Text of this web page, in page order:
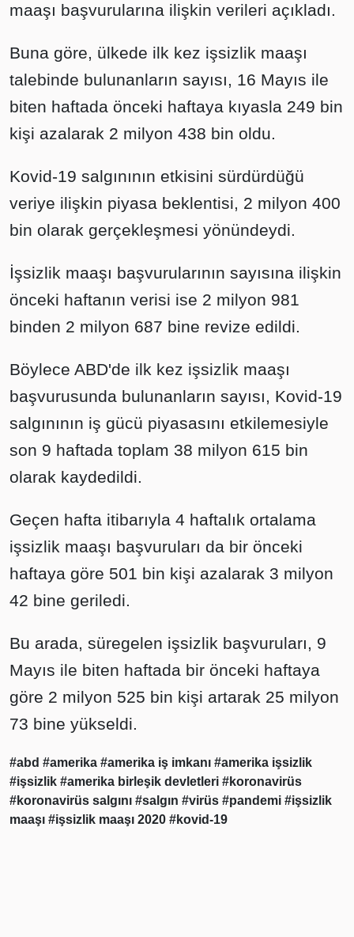
maaşı başvurularına ilişkin verileri açıkladı.
Buna göre, ülkede ilk kez işsizlik maaşı
talebinde bulunanların sayısı, 16 Mayıs ile
biten haftada önceki haftaya kıyasla 249 bin
kişi azalarak 2 milyon 438 bin oldu.
Kovid-19 salgınının etkisini sürdürdüğü
veriye ilişkin piyasa beklentisi, 2 milyon 400
bin olarak gerçekleşmesi yönündeydi.
İşsizlik maaşı başvurularının sayısına ilişkin
önceki haftanın verisi ise 2 milyon 981
binden 2 milyon 687 bine revize edildi.
Böylece ABD'de ilk kez işsizlik maaşı
başvurusunda bulunanların sayısı, Kovid-19
salgınının iş gücü piyasasını etkilemesiyle
son 9 haftada toplam 38 milyon 615 bin
olarak kaydedildi.
Geçen hafta itibarıyla 4 haftalık ortalama
işsizlik maaşı başvuruları da bir önceki
haftaya göre 501 bin kişi azalarak 3 milyon
42 bine geriledi.
Bu arada, süregelen işsizlik başvuruları, 9
Mayıs ile biten haftada bir önceki haftaya
göre 2 milyon 525 bin kişi artarak 25 milyon
73 bine yükseldi.
#abd #amerika #amerika iş imkanı #amerika işsizlik
#işsizlik #amerika birleşik devletleri #koronavirüs
#koronavirüs salgını #salgın #virüs #pandemi #işsizlik
maaşı #işsizlik maaşı 2020 #kovid-19